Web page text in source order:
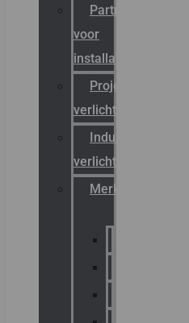
Partner
voor
installateurs
Projectreferenties
verlichting
Industriële
verlichting
Merken